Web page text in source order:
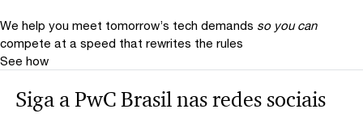
We help you meet tomorrow’s tech demands so you can
compete at a speed that rewrites the rules
See how
Siga a PwC Brasil nas redes sociais